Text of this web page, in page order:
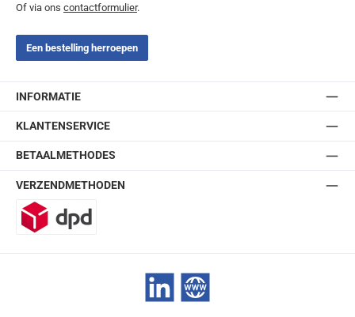
Of via ons contactformulier.
Een bestelling herroepen
INFORMATIE
KLANTENSERVICE
BETAALMETHODES
VERZENDMETHODEN
LinkedIn Website